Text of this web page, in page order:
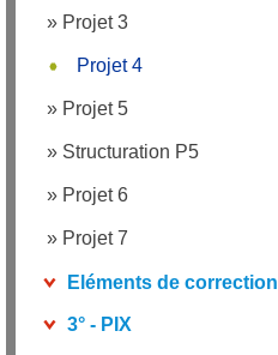
» Projet 3
Projet 4
» Projet 5
» Structuration P5
» Projet 6
» Projet 7
Eléments de correction
3° - PIX